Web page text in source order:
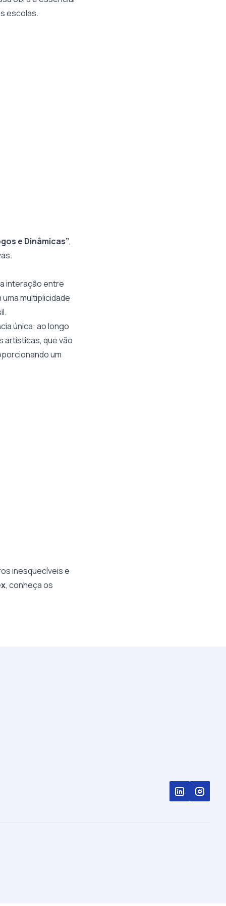
escolas.
e Dinâmicas”,
interação entre
multiplicidade
única: ao longo
artísticas, que vão
um
inesquecíveis e
, conheça os